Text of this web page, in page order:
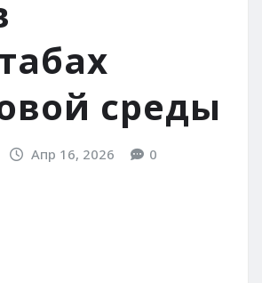
среды
Апр 16, 2026 0